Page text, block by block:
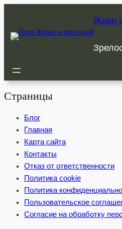
содержимому
Живи
Страницы
Блог
Главная
Карта сайта
Контакты
Отказ от ответственности
Политика cookie
Политика
Пользовательское
Согласие на обработку